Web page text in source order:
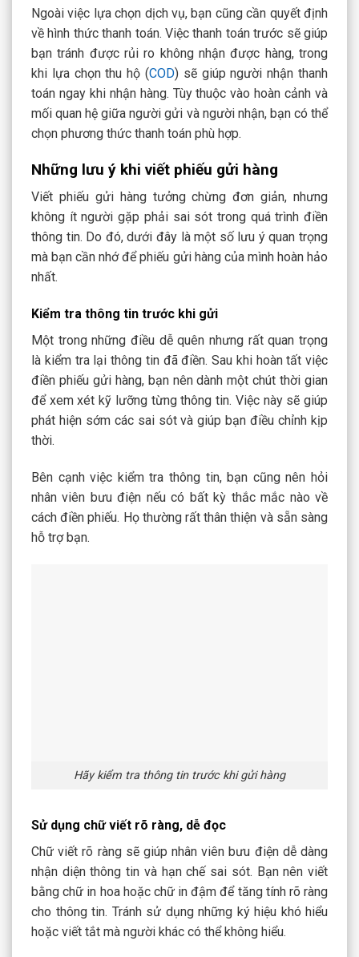
Ngoài việc lựa chọn dịch vụ, bạn cũng cần quyết định
về hình thức thanh toán. Việc thanh toán trước sẽ giúp
bạn tránh được rủi ro không nhận được hàng, trong
khi lựa chọn thu hộ (COD) sẽ giúp người nhận thanh
toán ngay khi nhận hàng. Tùy thuộc vào hoàn cảnh và
mối quan hệ giữa người gửi và người nhận, bạn có thể
chọn phương thức thanh toán phù hợp.
Những lưu ý khi viết phiếu gửi hàng
Viết phiếu gửi hàng tưởng chừng đơn giản, nhưng
không ít người gặp phải sai sót trong quá trình điền
thông tin. Do đó, dưới đây là một số lưu ý quan trọng
mà bạn cần nhớ để phiếu gửi hàng của mình hoàn hảo
nhất.
Kiểm tra thông tin trước khi gửi
Một trong những điều dễ quên nhưng rất quan trọng
là kiểm tra lại thông tin đã điền. Sau khi hoàn tất việc
điền phiếu gửi hàng, bạn nên dành một chút thời gian
để xem xét kỹ lưỡng từng thông tin. Việc này sẽ giúp
phát hiện sớm các sai sót và giúp bạn điều chỉnh kịp
thời.
Bên cạnh việc kiểm tra thông tin, bạn cũng nên hỏi
nhân viên bưu điện nếu có bất kỳ thắc mắc nào về
cách điền phiếu. Họ thường rất thân thiện và sẵn sàng
hỗ trợ bạn.
Hãy kiểm tra thông tin trước khi gửi hàng
Sử dụng chữ viết rõ ràng, dễ đọc
Chữ viết rõ ràng sẽ giúp nhân viên bưu điện dễ dàng
nhận diện thông tin và hạn chế sai sót. Bạn nên viết
bằng chữ in hoa hoặc chữ in đậm để tăng tính rõ ràng
cho thông tin. Tránh sử dụng những ký hiệu khó hiểu
hoặc viết tắt mà người khác có thể không hiểu.